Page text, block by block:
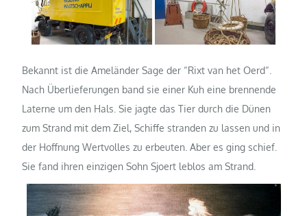
Bekannt ist die Ameländer Sage der “Rixt van het Oerd“.
Nach Überlieferungen band sie einer Kuh eine brennende
Laterne um den Hals. Sie jagte das Tier durch die Dünen
zum Strand mit dem Ziel, Schiffe stranden zu lassen und in
der Hoffnung Wertvolles zu erbeuten. Aber es ging schief.
Sie fand ihren einzigen Sohn Sjoert leblos am Strand.